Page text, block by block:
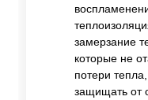
замерзание
которые не
потери
защищать от